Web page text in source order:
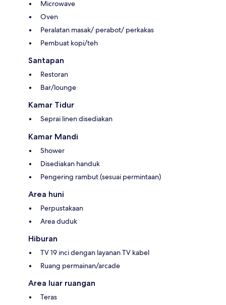
Microwave
Oven
Peralatan masak/ perabot/ perkakas
Pembuat kopi/teh
Santapan
Restoran
Bar/lounge
Kamar Tidur
Seprai linen disediakan
Kamar Mandi
Shower
Disediakan handuk
Pengering rambut (sesuai permintaan)
Area huni
Perpustakaan
Area duduk
Hiburan
TV 19 inci dengan layanan TV kabel
Ruang permainan/arcade
Area luar ruangan
Teras